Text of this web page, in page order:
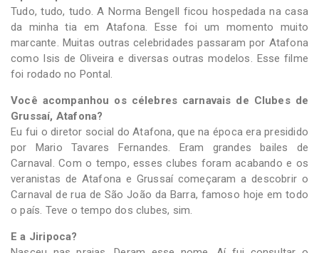
Tudo, tudo, tudo. A Norma Bengell ficou hospedada na casa
da minha tia em Atafona. Esse foi um momento muito
marcante. Muitas outras celebridades passaram por Atafona
como Isis de Oliveira e diversas outras modelos. Esse filme
foi rodado no Pontal.
Você acompanhou os célebres carnavais de Clubes de
Grussaí, Atafona?
Eu fui o diretor social do Atafona, que na época era presidido
por Mario Tavares Fernandes. Eram grandes bailes de
Carnaval. Com o tempo, esses clubes foram acabando e os
veranistas de Atafona e Grussaí começaram a descobrir o
Carnaval de rua de São João da Barra, famoso hoje em todo
o país. Teve o tempo dos clubes, sim.
E a Jiripoca?